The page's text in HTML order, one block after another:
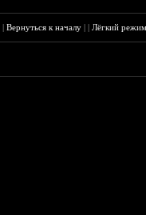
|Вернуться к началу ||Лёгкий